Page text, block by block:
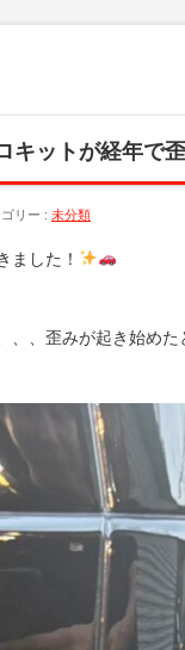
ットが経年で歪
リー : 未分類
ました！
、、歪みが起き始め